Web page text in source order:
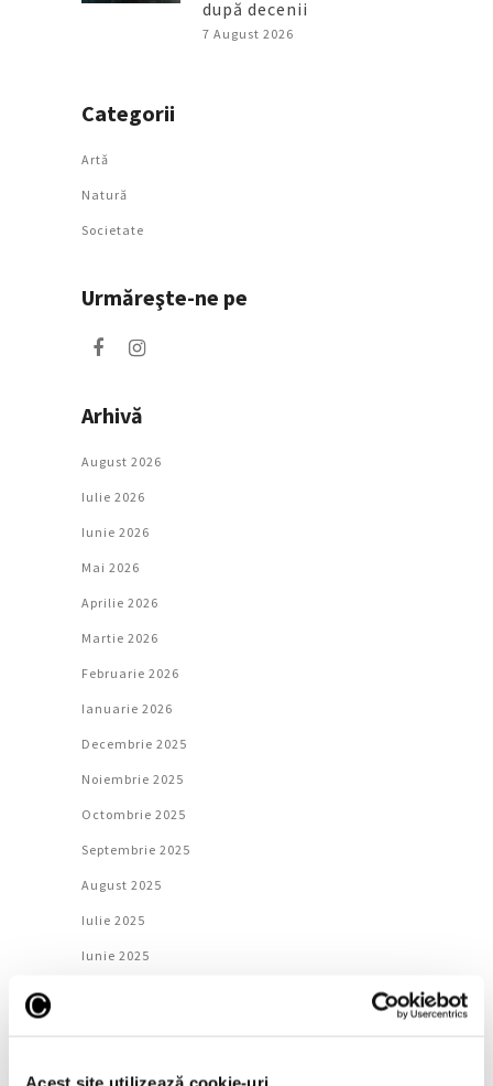
după decenii
7 August 2026
Categorii
Artǎ
Natură
Societate
Urmăreşte-ne pe
Arhivă
August 2026
Iulie 2026
Iunie 2026
Mai 2026
Aprilie 2026
Martie 2026
Februarie 2026
Ianuarie 2026
Decembrie 2025
Noiembrie 2025
Octombrie 2025
Septembrie 2025
August 2025
Iulie 2025
Iunie 2025